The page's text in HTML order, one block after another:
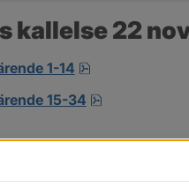
kallelse 22
1-14
pdf.
15-34
pdf.